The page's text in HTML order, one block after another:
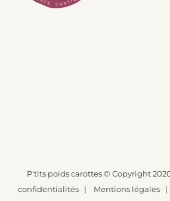
P'tits poids carottes© Copyright
confidentialités | Mentions légales |